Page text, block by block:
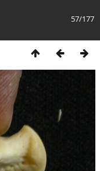
57/177